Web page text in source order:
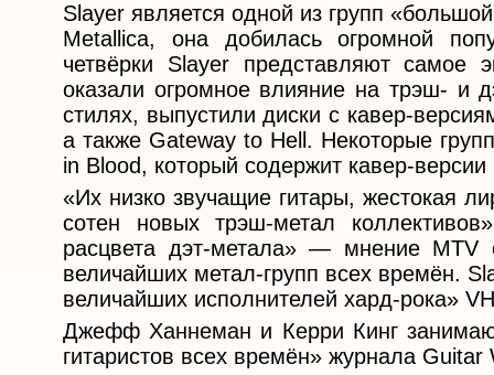
Slayer является одной из групп
Metallica, она добилась огромной
четвёрки Slayer представляют самое
оказали огромное влияние на трэш- и
стилях, выпустили диски с кавер-
а также Gateway to Hell. Некоторые
in Blood, который содержит кавер-
«Их низко звучащие гитары, жестокая
сотен новых трэш-метал
расцвета дэт-метала» — мнение MTV
величайших метал-групп всех времён.
величайших исполнителей хард-рока»
Джефф Ханнеман и Керри Кинг
гитаристов всех времён» журнала Guitar